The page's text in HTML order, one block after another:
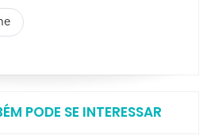
PODE SE INTERESSAR